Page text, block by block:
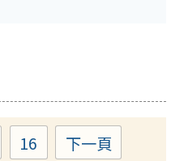
Page
16 下一頁